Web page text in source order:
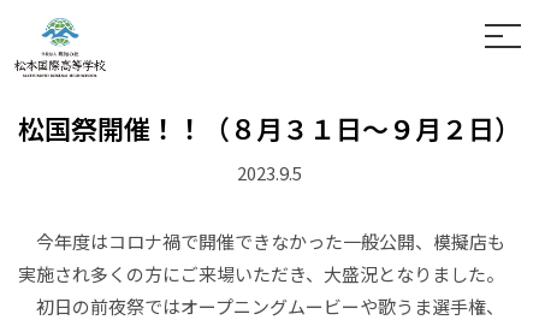
学校案内
学科紹介
入試案内
進路情報
松本国際高等学校
通信制
松国祭開催！！（８月３１日～９月２日）
2023.9.5
今年度はコロナ禍で開催できなかった一般公開、模擬店も
実施され多くの方にご来場いただき、大盛況となりました。
初日の前夜祭ではオープニングムービーや歌うま選手権、